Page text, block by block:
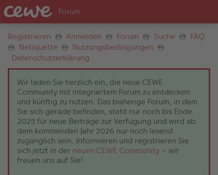
Registrieren Anmelden Forum Suche
FAQ
Netiquette
Nutzungsbedingungen
Datenschutzerklärung
Wir laden Sie herzlich ein, die neue CEWE
Community mit integriertem Forum zu entdecken
und künftig zu nutzen. Das bisherige Forum, in dem
Sie sich gerade befinden, steht nur noch bis Ende
2025 für neue Beiträge zur Verfügung und wird ab
dem kommenden Jahr 2026 nur noch lesend
zugänglich sein. Informieren und registrieren Sie
sich jetzt in der neuen CEWE Community – wir
freuen uns auf Sie!